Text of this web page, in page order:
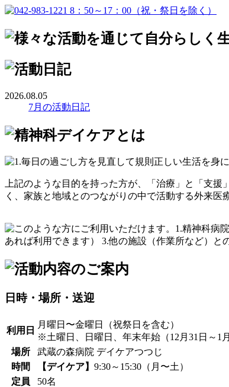
2026.08.05
7月の活動日記
上記のような目的を持った方が、「治療」と「支援
く、家族と地域とのつながりの中で活動する外来医
日時・場所・送迎
利用日
月曜日〜金曜日（祝祭日を含む）
※土曜日、日曜日、年末年始（12月31日～1
場所
武蔵の森病院 デイケアつつじ
時間
【デイケア】 9:30～15:30（月〜土）
定員
50名